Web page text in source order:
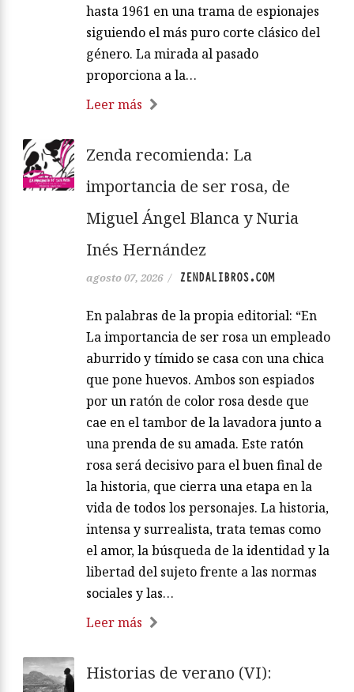
hasta 1961 en una trama de espionajes
siguiendo el más puro corte clásico del
género. La mirada al pasado
proporciona a la…
Leer más
Zenda recomienda: La
importancia de ser rosa, de
Miguel Ángel Blanca y Nuria
Inés Hernández
agosto 07, 2026 / ZENDALIBROS.COM
En palabras de la propia editorial: “En
La importancia de ser rosa un empleado
aburrido y tímido se casa con una chica
que pone huevos. Ambos son espiados
por un ratón de color rosa desde que
cae en el tambor de la lavadora junto a
una prenda de su amada. Este ratón
rosa será decisivo para el buen final de
la historia, que cierra una etapa en la
vida de todos los personajes. La historia,
intensa y surrealista, trata temas como
el amor, la búsqueda de la identidad y la
libertad del sujeto frente a las normas
sociales y las…
Leer más
Historias de verano (VI):